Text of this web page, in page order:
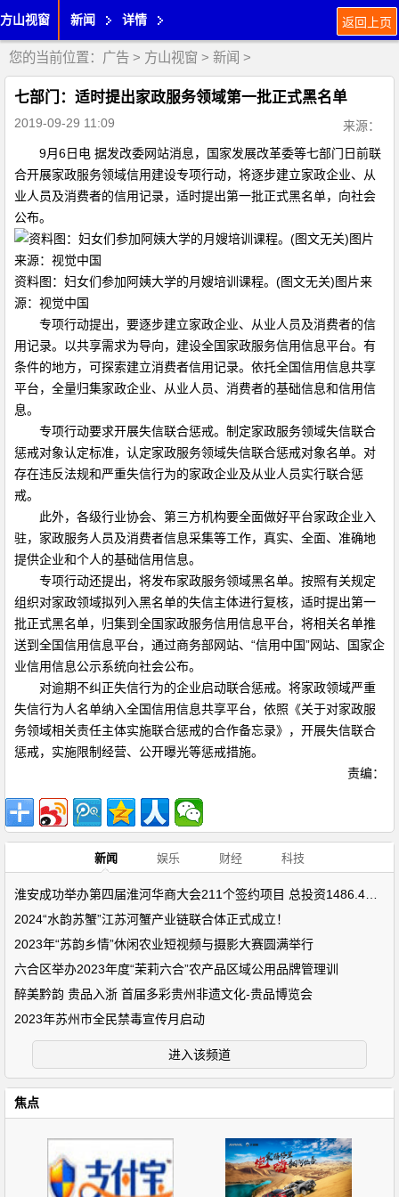
方山视窗 新闻 详情 返回上页
您的当前位置： 广告 > 方山视窗 > 新闻 >
七部门：适时提出家政服务领域第一批正式黑名单
2019-09-29 11:09
来源：
9月6日电 据发改委网站消息，国家发展改革委等七部门日前联
合开展家政服务领域信用建设专项行动，将逐步建立家政企业、从
业人员及消费者的信用记录，适时提出第一批正式黑名单，向社会
公布。
资料图：妇女们参加阿姨大学的月嫂培训课程。(图文无关)图片来
源：视觉中国
专项行动提出，要逐步建立家政企业、从业人员及消费者的信
用记录。以共享需求为导向，建设全国家政服务信用信息平台。有
条件的地方，可探索建立消费者信用记录。依托全国信用信息共享
平台，全量归集家政企业、从业人员、消费者的基础信息和信用信
息。
专项行动要求开展失信联合惩戒。制定家政服务领域失信联合
惩戒对象认定标准，认定家政服务领域失信联合惩戒对象名单。对
存在违反法规和严重失信行为的家政企业及从业人员实行联合惩
戒。
此外，各级行业协会、第三方机构要全面做好平台家政企业入
驻，家政服务人员及消费者信息采集等工作，真实、全面、准确地
提供企业和个人的基础信用信息。
专项行动还提出，将发布家政服务领域黑名单。按照有关规定
组织对家政领域拟列入黑名单的失信主体进行复核，适时提出第一
批正式黑名单，归集到全国家政服务信用信息平台，将相关名单推
送到全国信用信息平台，通过商务部网站、“信用中国”网站、国家企
业信用信息公示系统向社会公布。
对逾期不纠正失信行为的企业启动联合惩戒。将家政领域严重
失信行为人名单纳入全国信用信息共享平台，依照《关于对家政服
务领域相关责任主体实施联合惩戒的合作备忘录》，开展失信联合
惩戒，实施限制经营、公开曝光等惩戒措施。
责编：
新闻 娱乐 财经 科技
2024“水韵苏蟹”江苏河蟹产业链联合体正式成立！
2023年“苏韵乡情”休闲农业短视频与摄影大赛圆满举行
六合区举办2023年度“茉莉六合”农产品区域公用品牌管理训
醉美黔韵 贵品入浙 首届多彩贵州非遗文化-贵品博览会
2023年苏州市全民禁毒宣传月启动
进入该频道
焦点